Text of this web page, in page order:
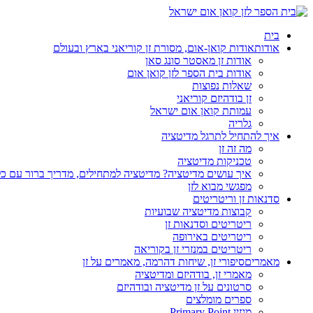
בית
אודותאודות קואן-אום, מסורת זן קוריאני בארץ ובעולם
אודות זן מאסטר סונג סאן
אודות בית הספר לזן קואן אום
שאלות נפוצות
זן בודהיזם קוריאני
עמותת קואן אום ישראל
גלריה
איך להתחיל לתרגל מדיטציה
מה זה זן
טכניקות מדיטציה
איך עושים מדיטציה? מדיטציה למתחילים, מדריך ברור עם
מפגשי מבוא לזן
סדנאות זן וריטריטים
קבוצות מדיטציה שבועיות
ריטריטים וסדנאות זן
ריטריטים באירופה
ריטריטים במנזרי זן בקוריאה
מאמריםסיפורי זן, שיחות דהרמה, מאמרים על זן
מאמרי זן, בודהיזם ומדיטציה
סרטונים על זן מדיטציה ובודהיזם
ספרים מומלצים